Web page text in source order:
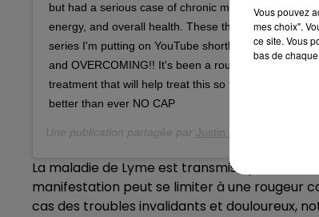
but had a serious case of chronic mono which
energy, and overall health. These things will be
series I'm putting on YouTube shortly.. you can
and OVERCOMING!! It's been a rough couple years
treatment that will help treat this so far incurable
better than ever NO CAP
Une publication partagée par Justin Bieber
La maladie de Lyme est transmise par la
manifestation peut se limiter à une rougeur
cas des troubles invalidants et douloureux,
Vous pouvez
mes choix".
ce site. Vous
bas de